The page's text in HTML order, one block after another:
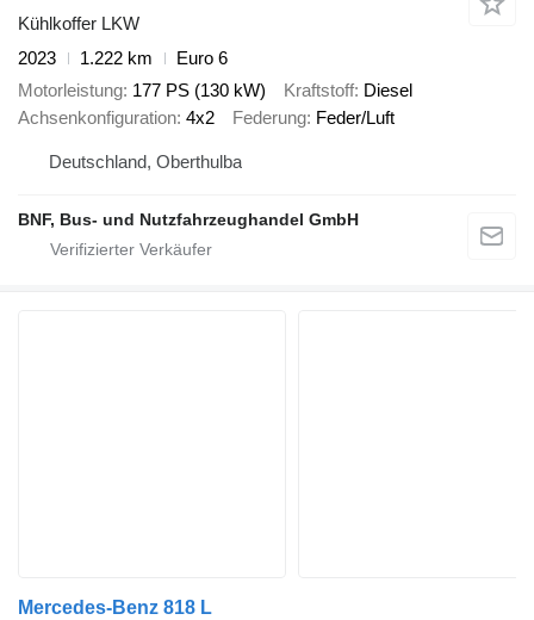
Kühlkoffer LKW
2023
1.222 km
Euro 6
Motorleistung 177 PS (130 kW) Kraftstoff Diesel
Achsenkonfiguration 4x2 Federung Feder/Luft
Deutschland, Oberthulba
BNF, Bus- und Nutzfahrzeughandel GmbH
Mercedes-Benz 818 L